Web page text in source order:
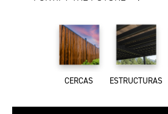
CERCAS ESTRUCTURAS